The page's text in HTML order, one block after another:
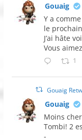
Gouaig
Y a
le
J’ai hâte
Vous
1
Gouaig
Gouaig
Moins
Tombi! 2
-